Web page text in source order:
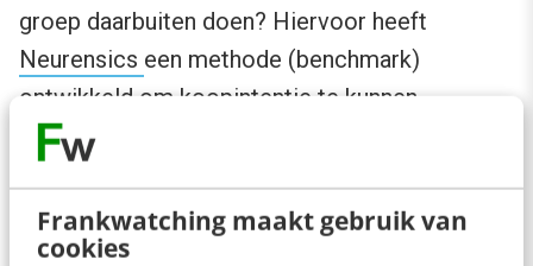
Frankwatching maakt gebruik van
cookies
groep daarbuiten doen? Hiervoor heeft
Neurensics een methode (benchmark)
ontwikkeld om koopintentie te kunnen
voorspellen. Martin: “de belangrijkste uitdaging
werkt. Als het beloningssysteem niet aan staat
gebeurd er niks. Het